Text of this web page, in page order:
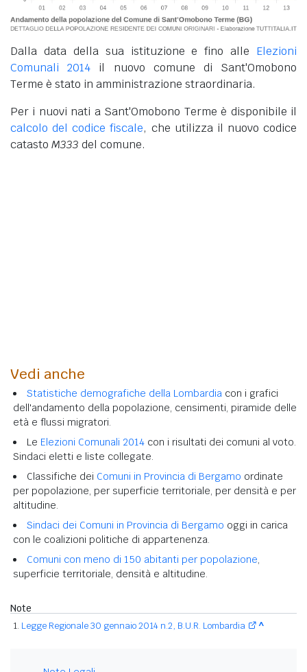
Dalla data della sua istituzione e fino alle Elezioni
Comunali 2014 il nuovo comune di Sant'Omobono
Terme è stato in amministrazione straordinaria.
Per i nuovi nati a Sant'Omobono Terme è disponibile il
calcolo del codice fiscale, che utilizza il nuovo codice
catasto M333 del comune.
Vedi anche
Statistiche demografiche della Lombardia con i grafici
dell'andamento della popolazione, censimenti, piramide delle
età e flussi migratori.
Le Elezioni Comunali 2014 con i risultati dei comuni al voto.
Sindaci eletti e liste collegate.
Classifiche dei Comuni in Provincia di Bergamo ordinate
per popolazione, per superficie territoriale, per densità e per
altitudine.
Sindaci dei Comuni in Provincia di Bergamo oggi in carica
con le coalizioni politiche di appartenenza.
Comuni con meno di 150 abitanti per popolazione,
superficie territoriale, densità e altitudine.
Note
Legge Regionale 30 gennaio 2014 n.2, B.U.R. Lombardia ^